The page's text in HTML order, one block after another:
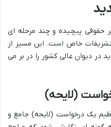
477، یک مسیر حقوقی پیچیده و چند مرحله ای
خاص است. این مسیر از
در دیوان عالی کشور را در بر می
(لایحه)
در اعمال ماده 477، تنظیم یک درخواست (لایحه) جامع و